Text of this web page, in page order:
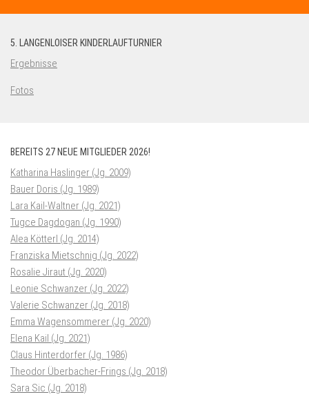
5. LANGENLOISER KINDERLAUFTURNIER
Ergebnisse
Fotos
BEREITS 27 NEUE MITGLIEDER 2026!
Katharina Haslinger (Jg. 2009)
Bauer Doris (Jg. 1989)
Lara Kail-Waltner (Jg. 2021)
Tugce Dagdogan (Jg. 1990)
Alea Kötterl (Jg. 2014)
Franziska Mietschnig (Jg. 2022)
Rosalie Jiraut (Jg. 2020)
Leonie Schwanzer (Jg. 2022)
Valerie Schwanzer (Jg. 2018)
Emma Wagensommerer (Jg. 2020)
Elena Kail (Jg. 2021)
Claus Hinterdorfer (Jg. 1986)
Theodor Überbacher-Frings (Jg. 2018)
Sara Sic (Jg. 2018)